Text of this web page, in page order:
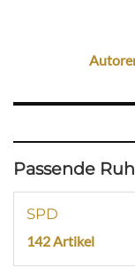
Passende
SPD
142 Artikel